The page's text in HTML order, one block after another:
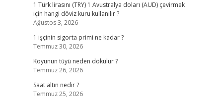
1 Türk lirasını (TRY) 1 Avustralya doları (AUD) çevirmek
için hangi döviz kuru kullanılır ?
Ağustos 3, 2026
1 işçinin sigorta primi ne kadar ?
Temmuz 30, 2026
Koyunun tüyü neden dökülür ?
Temmuz 26, 2026
Saat altın nedir ?
Temmuz 25, 2026